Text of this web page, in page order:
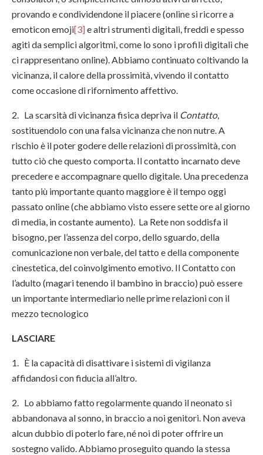
provando e condividendone il piacere (online si ricorre a
emoticon emoji[3]e altri strumenti digitali, freddi e spesso
agiti da semplici algoritmi, come lo sono i profili digitali che
ci rappresentano online). Abbiamo continuato coltivando la
vicinanza, il calore della prossimità, vivendo il contatto
come occasione di rifornimento affettivo.
2. La scarsità di vicinanza fisica depriva il Contatto,
sostituendolo con una falsa vicinanza che non nutre. A
rischio è il poter godere delle relazioni di prossimità, con
tutto ciò che questo comporta. Il contatto incarnato deve
precedere e accompagnare quello digitale. Una precedenza
tanto più importante quanto maggiore è il tempo oggi
passato online (che abbiamo visto essere sette ore al giorno
di media, in costante aumento). La Rete non soddisfa il
bisogno, per l’assenza del corpo, dello sguardo, della
comunicazione non verbale, del tatto e della componente
cinestetica, del coinvolgimento emotivo. Il Contatto con
l’adulto (magari tenendo il bambino in braccio) può essere
un importante intermediario nelle prime relazioni con il
mezzo tecnologico
LASCIARE
1. È la capacità di disattivare i sistemi di vigilanza
affidandosi con fiducia all’altro.
2. Lo abbiamo fatto regolarmente quando il neonato si
abbandonava al sonno, in braccio a noi genitori. Non aveva
alcun dubbio di poterlo fare, né noi di poter offrire un
sostegno valido. Abbiamo proseguito quando la stessa